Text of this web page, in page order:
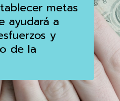
metas
ayudará a
y
de la